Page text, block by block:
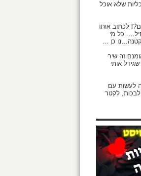
שלא אוכל
לכתוב אותו
כל מי
זה שיר
אותי
לעשות עם
הלב, לבכות, לקטר